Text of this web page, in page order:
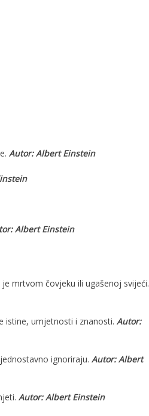
Autor: Albert Einstein
Albert Einstein
mrtvom čovjeku ili ugašenoj svijeći.
istine, umjetnosti i znanosti.Autor:
ignoriraju.Autor: Albert
Autor: Albert Einstein